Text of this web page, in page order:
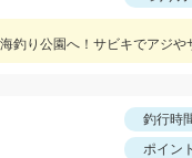
釣り公園へ！サビキでアジや
釣行時
ポイント